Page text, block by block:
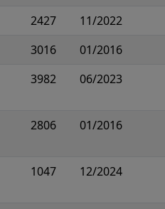
2427 11/2022
3016 01/2016
3982 06/2023
2806 01/2016
1047 12/2024